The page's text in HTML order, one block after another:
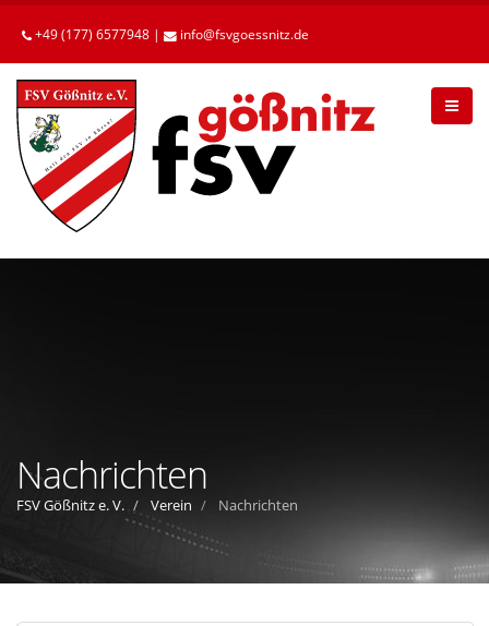
Betätigen
die
Enter-
Taste,
um
zum
Hauptinhalt
gelangen.
+49 (177) 6577948 | info fsvgoessnitz de
Nachrichten
FSV Gößnitz e. V. Verein Nachrichten